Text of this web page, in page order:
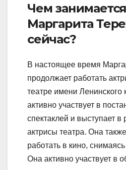
Чем занимается
Маргарита
сейчас?
В настоящее время
продолжает работать
театре имени
активно участвует в
спектаклей и выступает
актрисы театра. Она
работать в кино,
Она активно участвует в